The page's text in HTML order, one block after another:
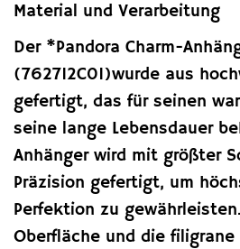
Material und Verarbeitung
Der *Pandora Charm-
(762712C01)wurde aus
gefertigt, das für seinen
seine lange Lebensdauer
Anhänger wird mit größter
Präzision gefertigt, um
Perfektion zu
Oberfläche und die filigrane